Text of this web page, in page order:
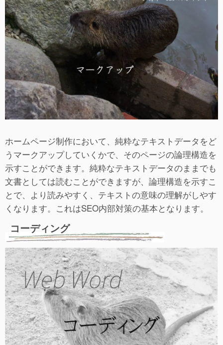
ホームページ制作において、純粋なテキストデータをど
うマークアップしていくかで、そのページの論理構造を
示すことができます。純粋なテキストデータのままでも
文書としては読むことができますが、論理構造を示すこ
とで、より読みやすく、テキストの意味の理解がしやす
くなります。これはSEO内部対策の基本となります。
コーディング